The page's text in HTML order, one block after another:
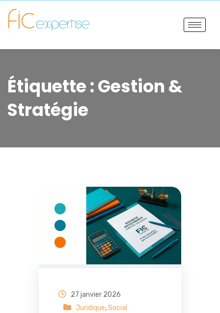
Étiquette :Gestion &
Stratégie
27 janvier 2026
Juridique,Social